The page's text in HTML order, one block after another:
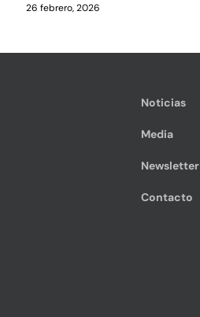
26 febrero, 2026
Noticias
Media
Newsletter
Contacto